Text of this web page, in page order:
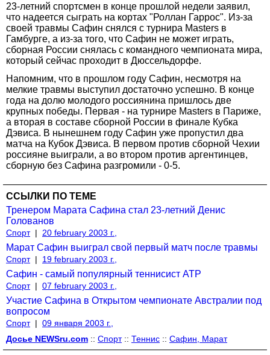
23-летний спортсмен в конце прошлой недели заявил,
что надеется сыграть на кортах "Роллан Гаррос". Из-за
своей травмы Сафин снялся с турнира Masters в
Гамбурге, а из-за того, что Сафин не может играть,
сборная России снялась с командного чемпионата мира,
который сейчас проходит в Дюссельдорфе.
Напомним, что в прошлом году Сафин, несмотря на
мелкие травмы выступил достаточно успешно. В конце
года на долю молодого россиянина пришлось две
крупных победы. Первая - на турнире Masters в Париже,
а вторая в составе сборной России в финале Кубка
Дэвиса. В нынешнем году Сафин уже пропустил два
матча на Кубок Дэвиса. В первом против сборной Чехии
россияне выиграли, а во втором против аргентинцев,
сборную без Сафина разгромили - 0-5.
ССЫЛКИ ПО ТЕМЕ
Тренером Марата Сафина стал 23-летний Денис
Голованов
Спорт | 20 february 2003 г.,
Марат Сафин выиграл свой первый матч после травмы
Спорт | 19 february 2003 г.,
Сафин - самый популярный теннисист АТР
Спорт | 07 february 2003 г.,
Участие Сафина в Открытом чемпионате Австралии под
вопросом
Спорт | 09 января 2003 г.,
Досье NEWSru.com :: Спорт:: Теннис :: Сафин, Марат